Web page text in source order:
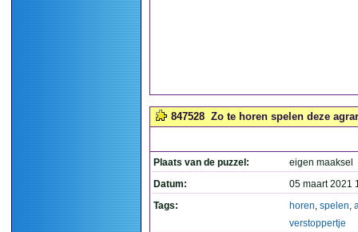
847528 Zo te horen spelen deze
Plaats van de puzzel:
eigen maaksel
Datum:
05 maart 2021
Tags:
horen, spelen,
verstoppertje